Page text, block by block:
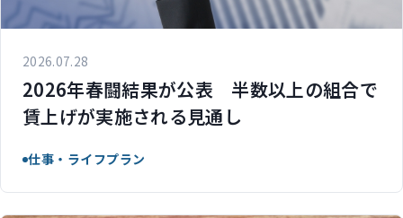
2026.07.28
2026年春闘結果が公表 半数以上の組合で
賃上げが実施される見通し
仕事・ライフプラン